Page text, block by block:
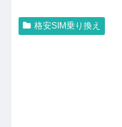
格安SIM乗り換え